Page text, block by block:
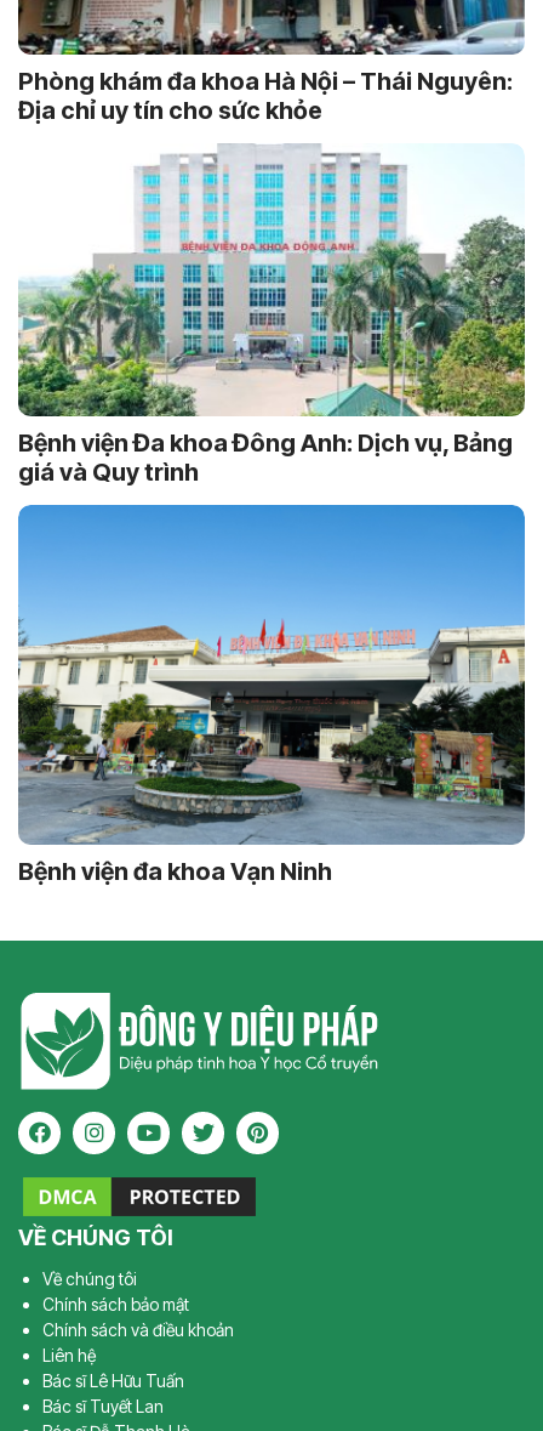
Phòng khám đa khoa Hà Nội – Thái Nguyên:
Địa chỉ uy tín cho sức khỏe
Bệnh viện Đa khoa Đông Anh: Dịch vụ, Bảng
giá và Quy trình
Bệnh viện đa khoa Vạn Ninh
VỀ CHÚNG TÔI
Về chúng tôi
Chính sách bảo mật
Chính sách và điều khoản
Liên hệ
Bác sĩ Lê Hữu Tuấn
Bác sĩ Tuyết Lan